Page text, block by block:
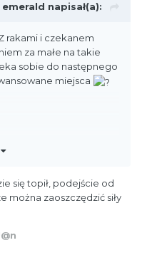
emerald napisał(a):
rakami i czekanem
za małe na takie
sobie do następnego
miejsca
się topił, podejście od
można zaoszczędzić siły